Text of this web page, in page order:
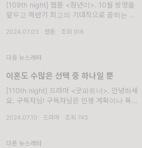
[109th night] 웹툰 <정년이>. 10월 방영을
앞두고 하반기 최고의 기대작으로 꼽히는 작품
회자되는 웹툰 <정년이>인데요. 여성 국극을
2024.07.03 웹툰 조회 916
다음 뉴스레터
이혼도 수많은 선택 중 하나일 뿐
[110th night] 드라마 <굿파트너>. 안녕하세
요, 구독자님! 구독자님은 인생 계획이나 목표
지만 멋진 커리어를 쌓아가는 직장인으로 살아
2024.07.10 드라마 조회 745
다른 뉴스레터